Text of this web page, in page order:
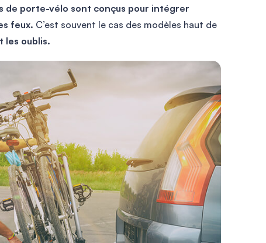
de porte-vélo sont conçus pour intégrer
feux. C’est souvent le cas des modèles haut de
les oublis.